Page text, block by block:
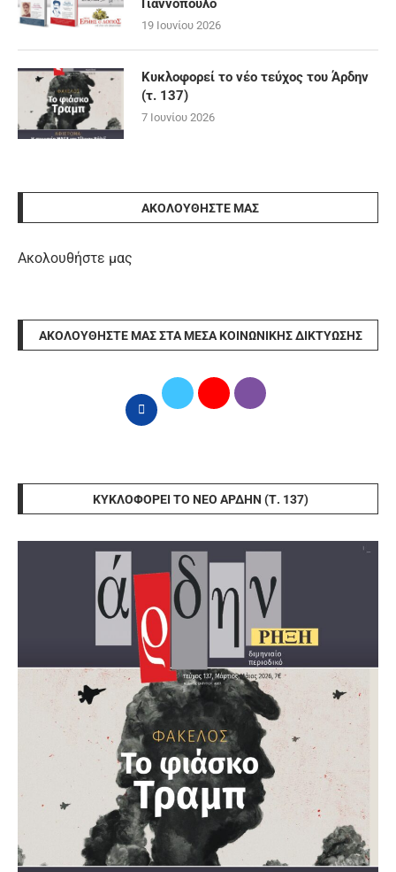
Γιαννόπουλο
19 Ιουνίου 2026
Κυκλοφορεί το νέο τεύχος του Άρδην
(τ. 137)
7 Ιουνίου 2026
ΑΚΟΛΟΥΘΉΣΤΕ ΜΑΣ
Ακολουθήστε μας
ΑΚΟΛΟΥΘΉΣΤΕ ΜΑΣ ΣΤΑ ΜΈΣΑ ΚΟΙΝΩΝΙΚΉΣ ΔΙΚΤΎΩΣΗΣ
ΚΥΚΛΟΦΟΡΕΊ ΤΟ ΝΈΟ ΆΡΔΗΝ (Τ. 137)